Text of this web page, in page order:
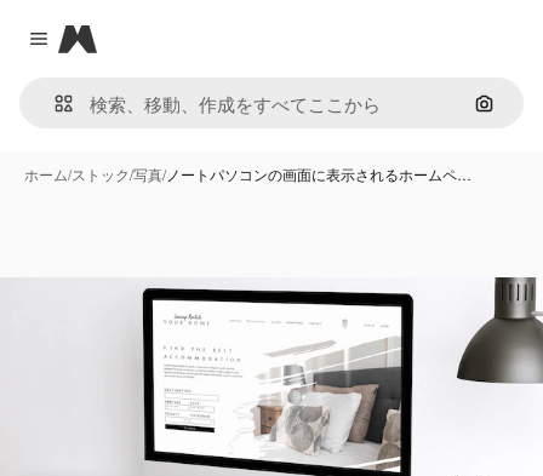
Close menu
Magnific
画像で
ホーム/ストック/写真/ノートパソコンの画面に表示されるホームペ…